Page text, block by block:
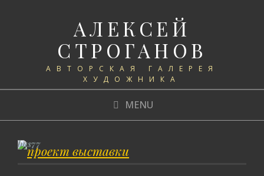
АЛЕКСЕЙ
СТРОГАНОВ
АВТОРСКАЯ ГАЛЕРЕЯ
ХУДОЖНИКА
MENU
bus77